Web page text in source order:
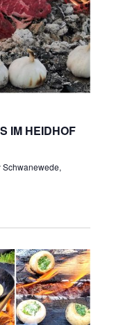
I
C
H
E
N
N
A
V
IM HEIDHOF
Schwanewede,